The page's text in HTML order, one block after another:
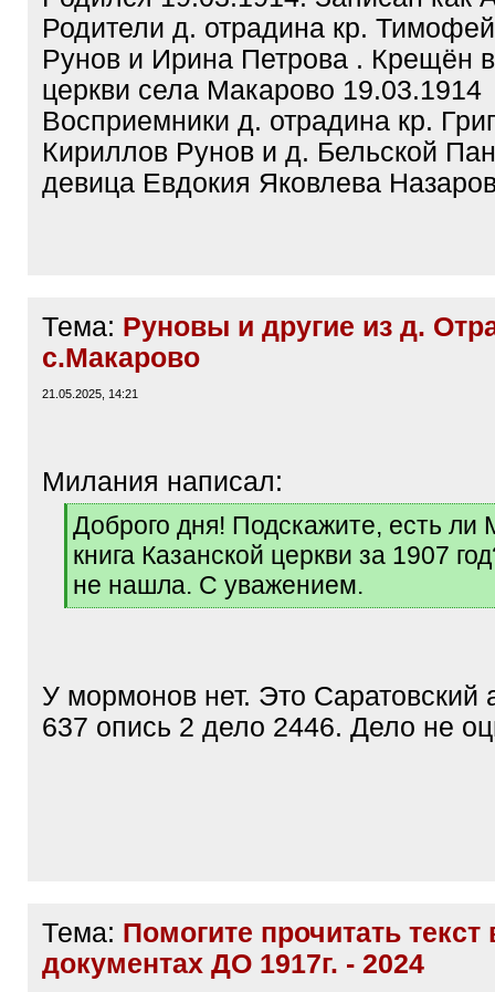
Родители д. отрадина кр.
Рунов и Ирина Петрова . Крещён
церкви села Макарово 19.03.1914
Восприемники д. отрадина кр.
Кириллов Рунов и д. Бельской
девица Евдокия Яковлева
Тема: Руновы и другие из д.
с.Макарово
21.05.2025, 14:21
Милания написал:
q
]
Доброго дня! Подскажите, есть ли
книга Казанской церкви за 1907
не нашла. С уважением.
[
У мормонов нет. Это Саратовский
637 опись 2 дело 2446. Дело не
Тема: Помогите прочитать текст
документах ДО 1917г. - 2024